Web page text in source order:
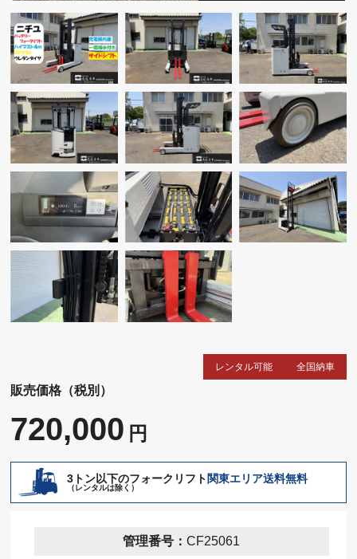
販売価格（税別）
720,000 円
レンタル可能 全国納車
3トン以下のフォークリフト 関東エリア送料無料
（レンタルは除く）
管理番号：CF25061